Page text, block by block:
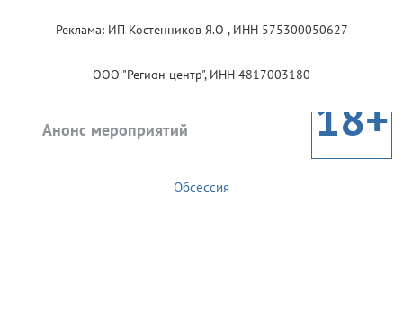
Реклама: ИП Костенников Я.О , ИНН 575300050627
ООО "Регион центр", ИНН 4817003180
Анонс мероприятий 18+
Обсессия